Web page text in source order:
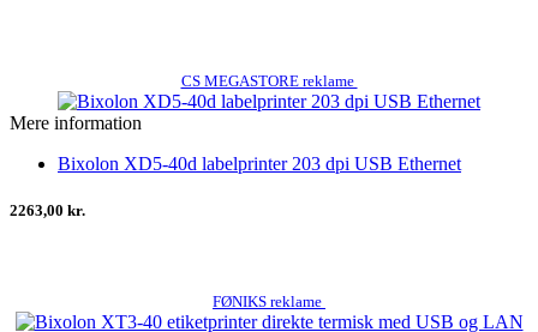
CS MEGASTORE reklame
Mere information
Bixolon XD5-40d labelprinter 203 dpi USB Ethernet
2263,00 kr.
FØNIKS reklame